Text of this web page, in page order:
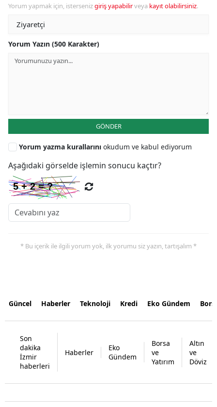
Yorum yapmak için, istersenizgiriş yapabilirveya kayıt olabilirsiniz.
Yorum Yazın (500 Karakter)
GÖNDER
Yorum yazma kurallarını okudum ve kabul ediyorum
Aşağıdaki görselde işlemin sonucu kaçtır?
* Bu içerik ile ilgili yorum yok, ilk yorumu siz yazın, tartışalım *
Güncel Haberler Teknoloji Kredi Eko Gündem
Son
dakika
İzmir
haberleri
Haberler
Eko
Gündem
Borsa
ve
Yatırım
Altın
ve
Döviz